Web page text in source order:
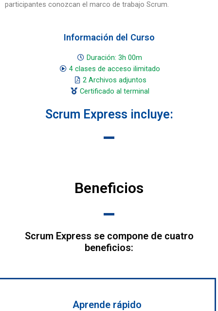
participantes conozcan el marco de trabajo Scrum.
Información del Curso
Duración: 3h 00m
4 clases de acceso ilimitado
2 Archivos adjuntos
Certificado al terminal
Scrum Express incluye:
Beneficios
Scrum Express se compone de cuatro
beneficios:
Aprende rápido